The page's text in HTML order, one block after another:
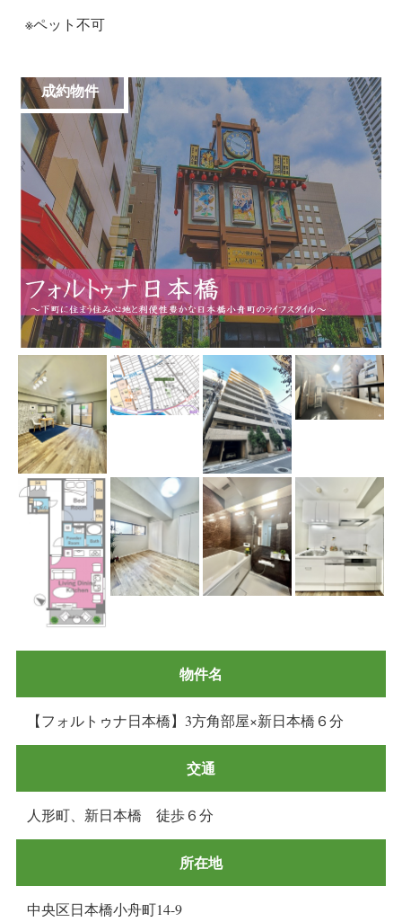
※ペット不可
成約物件
物件名
【フォルトゥナ日本橋】3方角部屋×新日本橋６分
交通
人形町、新日本橋 徒歩６分
所在地
中央区日本橋小舟町14-9